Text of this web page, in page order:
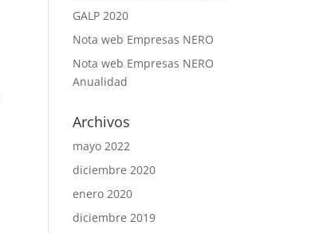
GALP 2020
Nota web Empresas NERO
Nota web Empresas NERO
Anualidad
Archivos
mayo 2022
diciembre 2020
enero 2020
diciembre 2019